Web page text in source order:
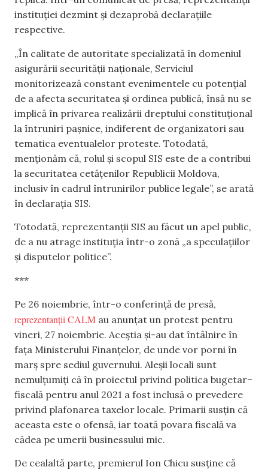
instituției dezmint și dezaprobă declarațiile
respective.
„În calitate de autoritate specializată în domeniul
asigurării securității naționale, Serviciul
monitorizează constant evenimentele cu potențial
de a afecta securitatea și ordinea publică, însă nu se
implică în privarea realizării dreptului constituțional
la întruniri pașnice, indiferent de organizatori sau
tematica eventualelor proteste. Totodată,
menționăm că, rolul și scopul SIS este de a contribui
la securitatea cetățenilor Republicii Moldova,
inclusiv în cadrul întrunirilor publice legale”, se arată
în declarația SIS.
Totodată, reprezentanții SIS au făcut un apel public,
de a nu atrage instituția într-o zonă „a speculațiilor
și disputelor politice”.
***
Pe 26 noiembrie, într-o conferință de presă,
reprezentanții CALM au anunțat un protest pentru
vineri, 27 noiembrie. Aceștia și-au dat întâlnire în
fața Ministerului Finanțelor, de unde vor porni în
marș spre sediul guvernului. Aleșii locali sunt
nemulțumiți că în proiectul privind politica bugetar–
fiscală pentru anul 2021 a fost inclusă o prevedere
privind plafonarea taxelor locale. Primarii susțin că
aceasta este o ofensă, iar toată povara fiscală va
cădea pe umerii businessului mic.
De cealaltă parte, premierul Ion Chicu susține că